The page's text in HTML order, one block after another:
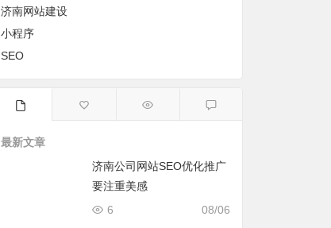
济南网站建设
小程序
SEO
最新文章
济南公司网站SEO优化推广
要注重美感
08/06
6